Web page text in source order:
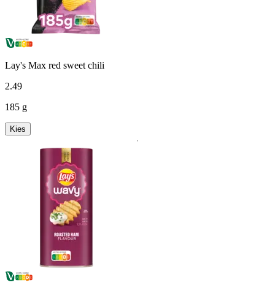
Lay's Max red sweet chili
2.49
185 g
Kies